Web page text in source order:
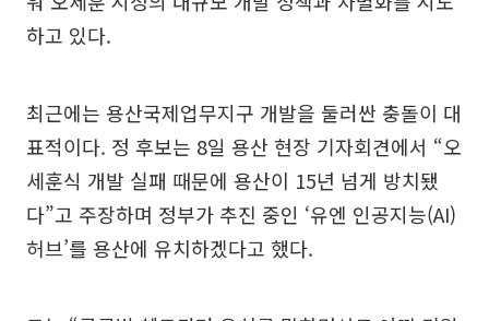
하고 있다.
최근에는 용산국제업무지구 개발을 둘러싼 충돌이 대
표적이다. 정 후보는 8일 용산 현장 기자회견에서 “오
세훈식 개발 실패 때문에 용산이 15년 넘게 방치됐
다”고 주장하며 정부가 추진 중인 ‘유엔 인공지능(AI)
허브’를 용산에 유치하겠다고 했다.